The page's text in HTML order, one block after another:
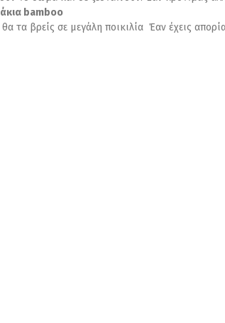
bamboo
τα βρείς σε μεγάλη ποικιλία Έαν έχεις